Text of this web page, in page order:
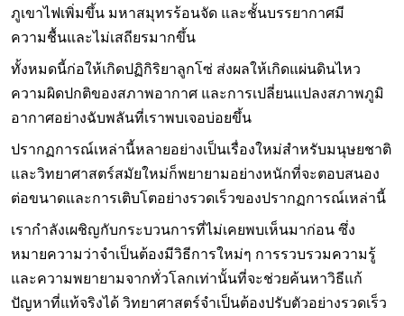
ภูเขาไฟเพิ่มขึ้น มหาสมุทรร้อนจัด และชั้นบรรยากาศมี
ความชื้นและไม่เสถียรมากขึ้น
ทั้งหมดนี้ก่อให้เกิดปฏิกิริยาลูกโซ่ ส่งผลให้เกิดแผ่นดินไหว
ความผิดปกติของสภาพอากาศ และการเปลี่ยนแปลงสภาพภูมิ
อากาศอย่างฉับพลันที่เราพบเจอบ่อยขึ้น
ปรากฏการณ์เหล่านี้หลายอย่างเป็นเรื่องใหม่สำหรับมนุษยชาติ
และวิทยาศาสตร์สมัยใหม่ก็พยายามอย่างหนักที่จะตอบสนอง
ต่อขนาดและการเติบโตอย่างรวดเร็วของปรากฏการณ์เหล่านี้
เรากำลังเผชิญกับกระบวนการที่ไม่เคยพบเห็นมาก่อน ซึ่ง
หมายความว่าจำเป็นต้องมีวิธีการใหม่ๆ การรวบรวมความรู้
และความพยายามจากทั่วโลกเท่านั้นที่จะช่วยค้นหาวิธีแก้
ปัญหาที่แท้จริงได้ วิทยาศาสตร์จำเป็นต้องปรับตัวอย่างรวดเร็ว